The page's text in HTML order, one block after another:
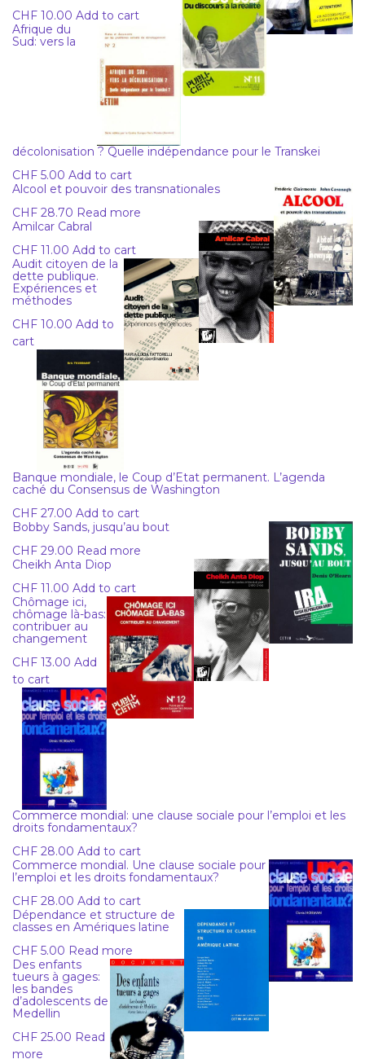
CHF 10.00 Add to cart
Afrique du
Sud: vers la
décolonisation ? Quelle indépendance pour le Transkei
CHF 5.00 Add to cart
Alcool et pouvoir des transnationales
CHF 28.70 Read more
Amilcar Cabral
CHF 11.00 Add to cart
Audit citoyen de la
dette publique.
Expériences et
méthodes
CHF 10.00 Add to
cart
Banque mondiale, le Coup d’Etat permanent. L’agenda
caché du Consensus de Washington
CHF 27.00 Add to cart
Bobby Sands, jusqu’au bout
CHF 29.00 Read more
Cheikh Anta Diop
CHF 11.00 Add to cart
Chômage ici,
chômage là-bas:
contribuer au
changement
CHF 13.00 Add
to cart
Commerce mondial: une clause sociale pour l’emploi et les
droits fondamentaux?
CHF 28.00 Add to cart
Commerce mondial. Une clause sociale pour
l’emploi et les droits fondamentaux?
CHF 28.00 Add to cart
Dépendance et structure de
classes en Amériques latine
CHF 5.00 Read more
Des enfants
tueurs à gages:
les bandes
d’adolescents de
Medellin
CHF 25.00 Read
more